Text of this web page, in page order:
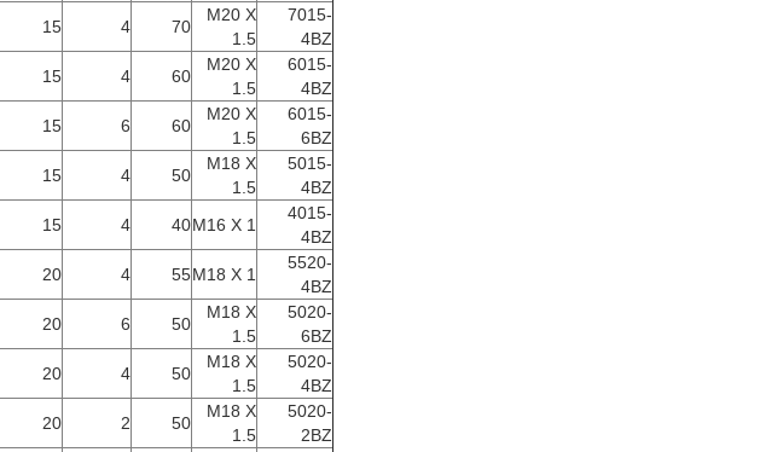
7015-
4BZ
M20 X
1.5
70
4
15
6015-
4BZ
M20 X
1.5
60
4
15
6015-
6BZ
M20 X
1.5
60
6
15
5015-
4BZ
M18 X
1.5
50
4
15
4015-
4BZ
M16 X 1
40
4
15
5520-
4BZ
M18 X 1
55
4
20
5020-
6BZ
M18 X
1.5
50
6
20
5020-
4BZ
M18 X
1.5
50
4
20
5020-
2BZ
M18 X
1.5
50
2
20